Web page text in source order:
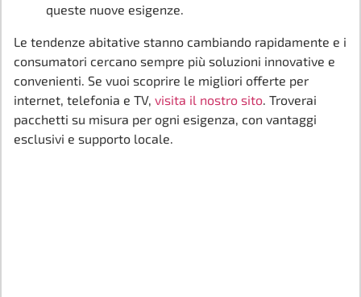
queste nuove esigenze.
Le tendenze abitative stanno cambiando rapidamente e i
consumatori cercano sempre più soluzioni innovative e
convenienti. Se vuoi scoprire le migliori offerte per
internet, telefonia e TV, visita il nostro sito. Troverai
pacchetti su misura per ogni esigenza, con vantaggi
esclusivi e supporto locale.